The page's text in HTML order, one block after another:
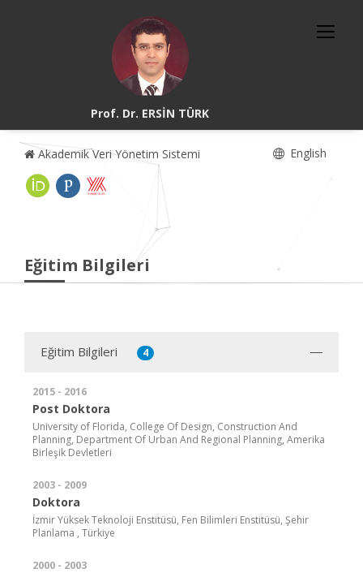
Prof. Dr. ERSİN TÜRK
Akademik Veri Yönetim Sistemi English
Eğitim Bilgileri
Eğitim Bilgileri 4
2015 - 2016
Post Doktora
University of Florida, College Of Design, Construction And
Planning, Department Of Urban And Regional Planning, Amerika
Birleşik Devletleri
2003 - 2009
Doktora
İzmir Yüksek Teknoloji Enstitüsü, Fen Bilimleri Enstitüsü, Şehir
Planlama , Türkiye
2000 - 2003